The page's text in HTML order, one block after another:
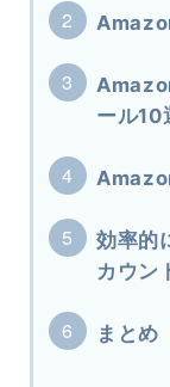
ール10
効率的
カウン
まとめ